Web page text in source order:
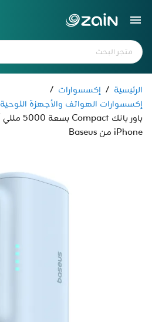
الرئيسية / إكسسوارات /
إكسسوارات الهواتف والأجهزة اللوحية
iPhone من Baseus